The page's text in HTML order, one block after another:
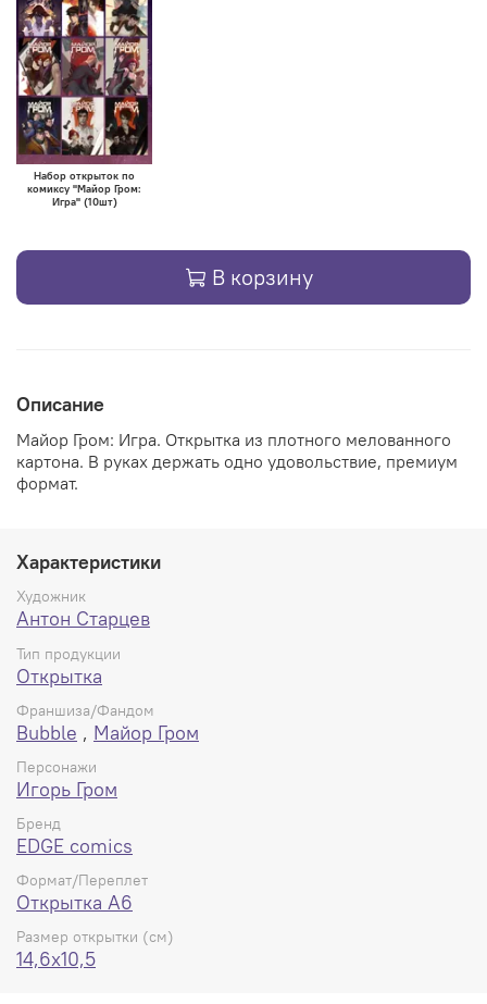
Набор открыток по
комиксу "Майор Гром:
Игра" (10шт)
В корзину
Описание
Майор Гром: Игра. Открытка из плотного мелованного
картона. В руках держать одно удовольствие, премиум
формат.
Характеристики
Художник
Антон Старцев
Тип продукции
Открытка
Франшиза/Фандом
Bubble , Майор Гром
Персонажи
Игорь Гром
Бренд
EDGE comics
Формат/Переплет
Открытка А6
Размер открытки (см)
14,6x10,5